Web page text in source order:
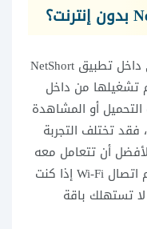
في الغالب تحتاج مشاهدة المحتوى داخل تطبيق NetShort
تشغيلها من داخل
التحميل أو المشاهدة
تختلف التجربة
أن تتعامل معه
كتطبيق مشاهدة أونلاين، وتستخدم اتصال Wi-Fi إذا كنت
تستهلك باقة